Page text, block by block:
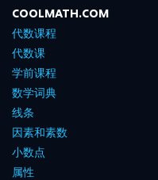
COOLMATH.COM
代数课程
代数课
学前课程
数学词典
线条
因素和素数
小数点
属性